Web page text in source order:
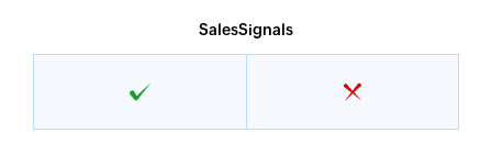
SalesSignals